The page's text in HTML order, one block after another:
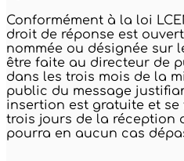
Conformément à la loi
droit de réponse est
nommée ou désignée sur
être faite au directeur de
dans les trois mois de la
public du message
insertion est gratuite et
trois jours de la réception
pourra en aucun cas